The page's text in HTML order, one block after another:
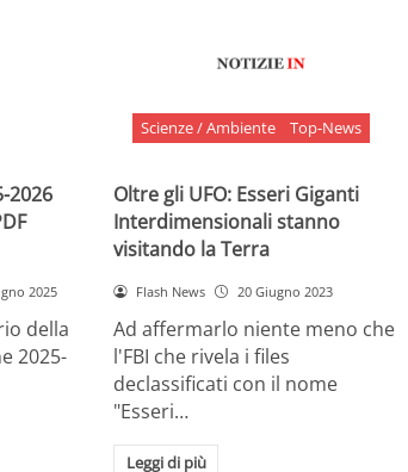
2026
2025
della
2025-
Scienze / Ambiente Top-News
Oltre gli UFO: Esseri Giganti
Interdimensionali stanno
visitando la Terra
Flash News 20 Giugno 2023
Ad affermarlo niente meno che
l'FBI che rivela i files
declassificati con il nome
"Esseri…
Leggi di più